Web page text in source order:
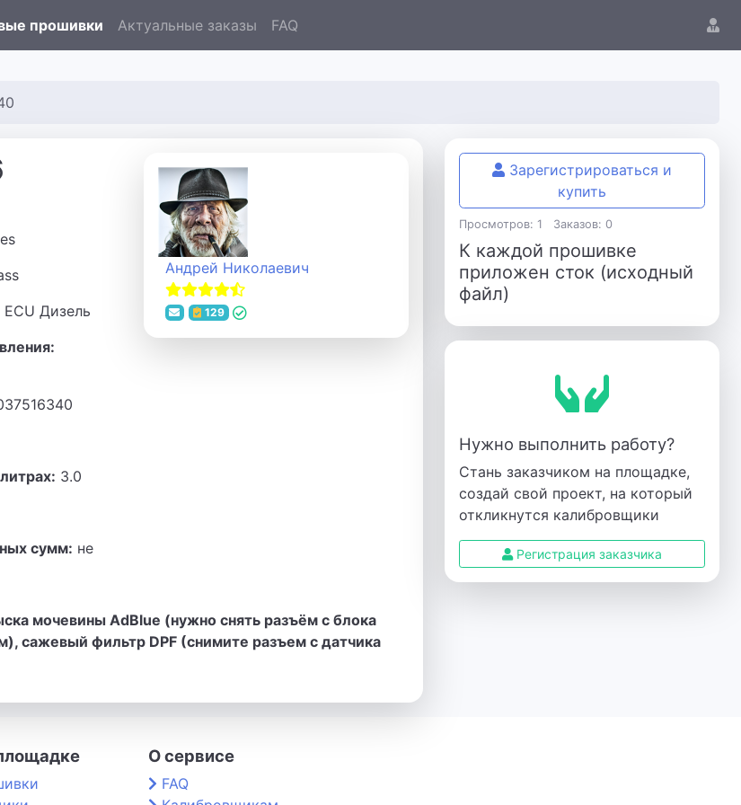
прошивки Актуальные заказы FAQ
ECU Дизель
3.0
сумм: не
Андрей Николаевич
129
мочевины AdBlue (нужно снять разъём с блока
сажевый фильтр DPF (снимите разъем с датчика
Зарегистрироваться и
купить
Просмотров: 1 Заказов: 0
К каждой прошивке
приложен сток (исходный
файл)
Нужно выполнить работу?
Стань заказчиком на площадке,
создай свой проект, на который
откликнутся калибровщики
Регистрация заказчика
О сервисе
FAQ